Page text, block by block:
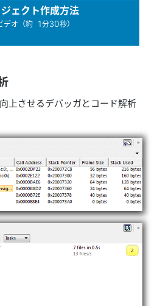
ェクト作成方法
デオ（約 1分30秒）
上させるデバッガとコード解析